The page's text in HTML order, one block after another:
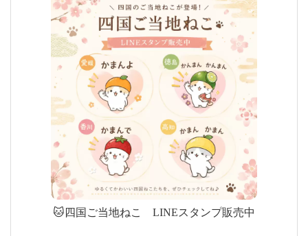
🐱四国ご当地ねこ LINEスタンプ販売中